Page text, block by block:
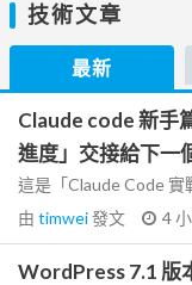
技術文章
最新
Claude code 新手
進度」交接給下一
這是「Claude Code 實
由 timwei發文 4
WordPress 7.1 版